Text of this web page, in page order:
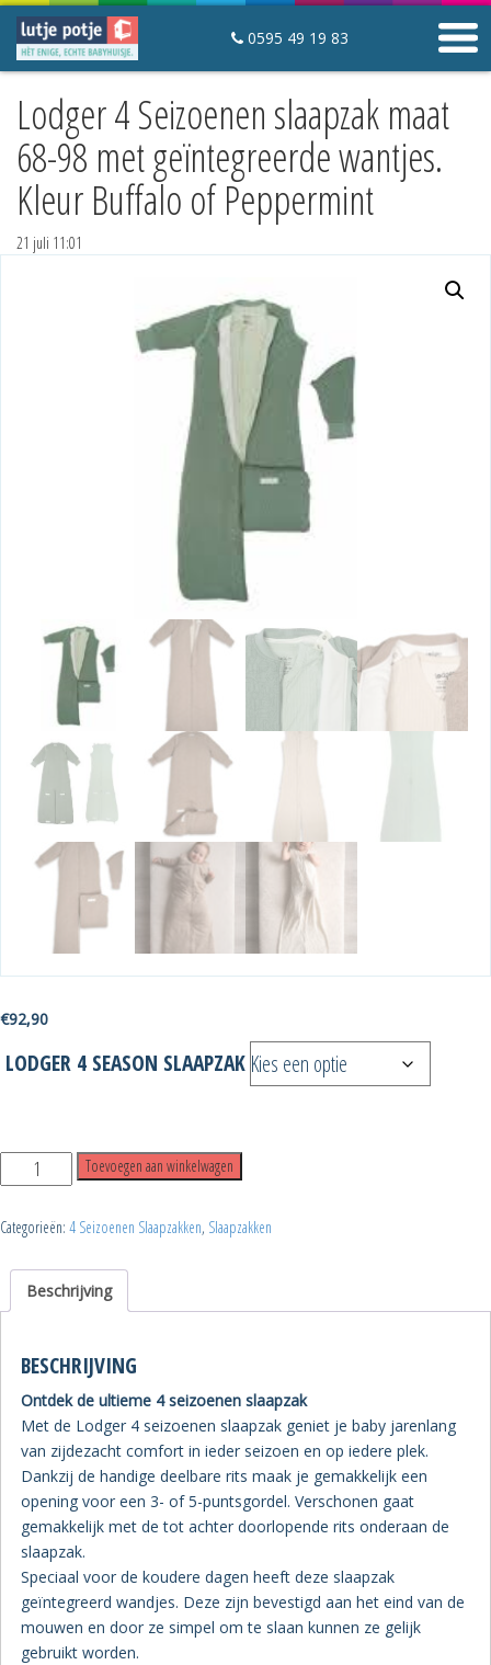
0595 49 19 83
Winkelwagen
Mijn lutje potje
Contact
Slaapzakken
Hoeslakens en matrasbeschermers
Mutsjes
Babyfoons
Babyhuisjes
Over Lutje Potje
Kinderopvang
Particulieren
Referenties
Certificering
Kosten en vervoer
Waarom huren
0595 49 19 83
mail@lutjepotje.nl
Lodger 4 Seizoenen slaapzak maat
68-98 met geïntegreerde wantjes.
Kleur Buffalo of Peppermint
21 juli 11:01
€92,90
LODGER 4 SEASON SLAAPZAK
Lodger
4
Seizoenen
maat
68-
met
geïntegreerde
wantjes.
Kleur
Buffalo
Peppermint
aantal
Toevoegen aan winkelwagen
Categorieën: 4 Seizoenen Slaapzakken, Slaapzakken
Beschrijving
BESCHRIJVING
Ontdek de ultieme 4 seizoenen slaapzak
Met de Lodger 4 seizoenen slaapzak geniet je baby jarenlang
van zijdezacht comfort in ieder seizoen en op iedere plek.
Dankzij de handige deelbare rits maak je gemakkelijk een
opening voor een 3- of 5-puntsgordel. Verschonen gaat
gemakkelijk met de tot achter doorlopende rits onderaan de
slaapzak.
Speciaal voor de koudere dagen heeft deze slaapzak
geïntegreerd wandjes. Deze zijn bevestigd aan het eind van de
mouwen en door ze simpel om te slaan kunnen ze gelijk
gebruikt worden.